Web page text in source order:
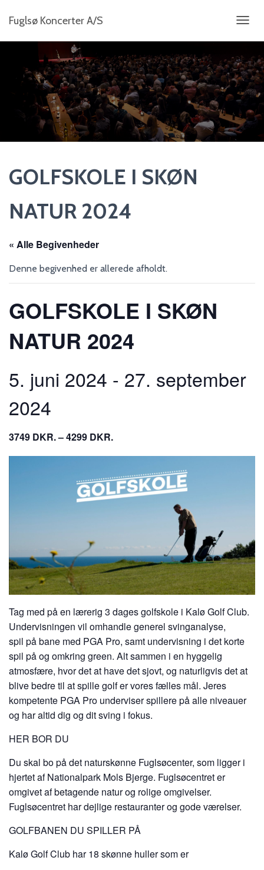
Fuglsø Koncerter A/S
K
F
T
A
I
G
A
GOLFSKOLE I SKØN
NATUR 2024
« Alle Begivenheder
Denne begivenhed er allerede afholdt.
GOLFSKOLE I SKØN
NATUR 2024
5. juni 2024 - 27. september
2024
3749 DKR. – 4299 DKR.
Tag med på en lærerig 3 dages golfskole i Kalø Golf Club.
Undervisningen vil omhandle generel svinganalyse,
spil på bane med PGA Pro, samt undervisning i det korte
spil på og omkring green. Alt sammen i en hyggelig
atmosfære, hvor det at have det sjovt, og naturligvis det at
blive bedre til at spille golf er vores fælles mål. Jeres
kompetente PGA Pro underviser spillere på alle niveauer
og har altid dig og dit sving i fokus.
HER BOR DU
Du skal bo på det naturskønne Fuglsøcenter, som ligger i
hjertet af Nationalpark Mols Bjerge. Fuglsøcentret er
omgivet af betagende natur og rolige omgivelser.
Fuglsøcentret har dejlige restauranter og gode værelser.
GOLFBANEN DU SPILLER PÅ
Kalø Golf Club har 18 skønne huller som er